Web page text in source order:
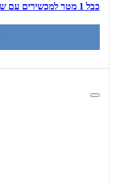
כבל 1 מטר למכשירים עם שקע מיקרו Razink